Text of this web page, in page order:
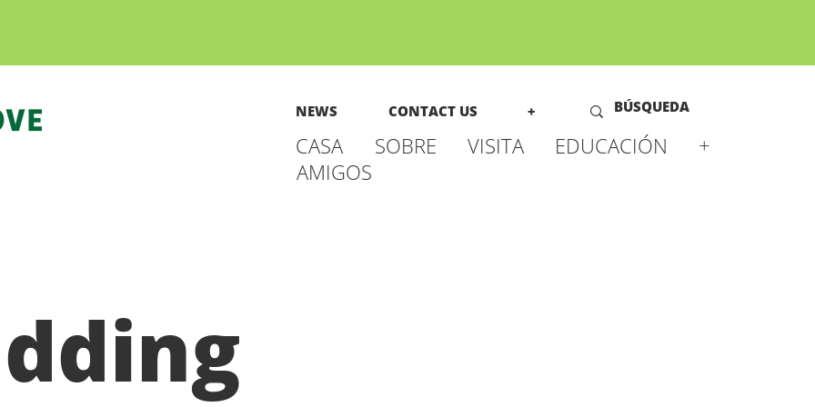
NEWS CONTACT US +
CASA SOBRE VISITA EDUCACIÓN
+
AMIGOS